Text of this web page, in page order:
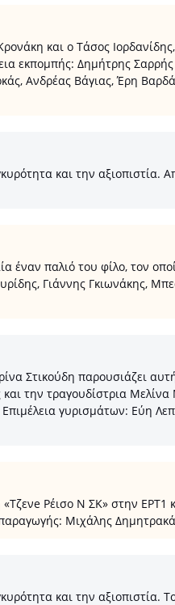
και ο Τάσος
εκπομπής: Δημήτρης
Ανδρέας Βάγιας, Έρη
και την αξιοπιστία.
παλιό του φίλο, τον
Γιάννης Γκιωνάκης,
Στικούδη παρουσιάζει
την τραγουδίστρια
γυρισμάτων: Εύη
Ρέισο Ν ΣΚ» στην ΕΡΤ1
Μιχάλης
και την αξιοπιστία. Το